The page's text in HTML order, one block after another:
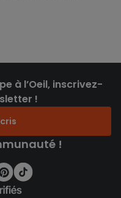
à l’Oeil, inscrivez-
!
!